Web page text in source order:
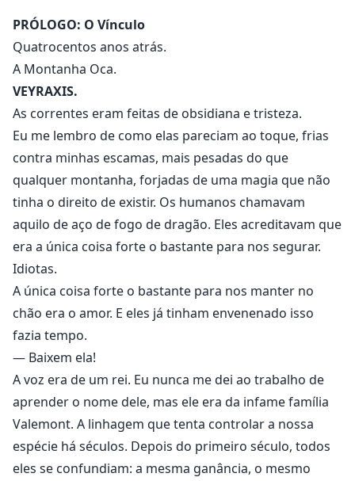
Entre elas está Lira. Lira não é nobre, não tem
poderes; ela é uma impostora. Movida pela sede de
vingança, ela se infiltrou na seleção para destruir a
família real que havia executado injustamente o pai
dela, um ex-conselheiro acusado de traição. O plano
dela: matar o príncipe.
PRÓLOGO: O Vínculo
Quatrocentos anos atrás.
A Montanha Oca.
VEYRAXIS.
As correntes eram feitas de obsidiana e tristeza.
Eu me lembro de como elas pareciam ao toque, frias
contra minhas escamas, mais pesadas do que
qualquer montanha, forjadas de uma magia que não
tinha o direito de existir. Os humanos chamavam
aquilo de aço de fogo de dragão. Eles acreditavam que
era a única coisa forte o bastante para nos segurar.
Idiotas.
A única coisa forte o bastante para nos manter no
chão era o amor. E eles já tinham envenenado isso
fazia tempo.
— Baixem ela!
A voz era de um rei. Eu nunca me dei ao trabalho de
aprender o nome dele, mas ele era da infame família
Valemont. A linhagem que tenta controlar a nossa
espécie há séculos. Depois do primeiro século, todos
eles se confundiam: a mesma ganância, o mesmo